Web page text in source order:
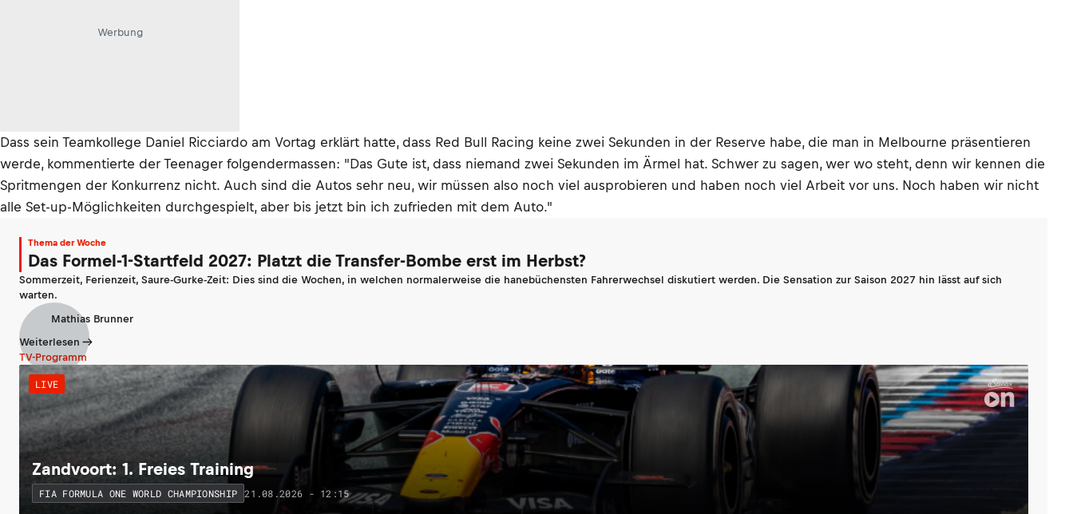
Werbung
Dass sein Teamkollege Daniel Ricciardo am Vortag erklärt hatte, dass Red Bull Racing keine zwei Sekunden in der Reserve habe, die man in Melbourne präsentieren
werde, kommentierte der Teenager folgendermassen: "Das Gute ist, dass niemand zwei Sekunden im Ärmel hat. Schwer zu sagen, wer wo steht, denn wir kennen die
Spritmengen der Konkurrenz nicht. Auch sind die Autos sehr neu, wir müssen also noch viel ausprobieren und haben noch viel Arbeit vor uns. Noch haben wir nicht
alle Set-up-Möglichkeiten durchgespielt, aber bis jetzt bin ich zufrieden mit dem Auto."
Thema der Woche
Das Formel-1-Startfeld 2027: Platzt die Transfer-Bombe erst im Herbst?
Sommerzeit, Ferienzeit, Saure-Gurke-Zeit: Dies sind die Wochen, in welchen normalerweise die hanebüchensten Fahrerwechsel diskutiert werden. Die Sensation zur Saison 2027 hin lässt auf sich
warten.
Mathias Brunner
Weiterlesen
TV-Programm
LIVE
Zandvoort: 1. Freies Training
FIA FORMULA ONE WORLD CHAMPIONSHIP 21.08.2026 - 12:15